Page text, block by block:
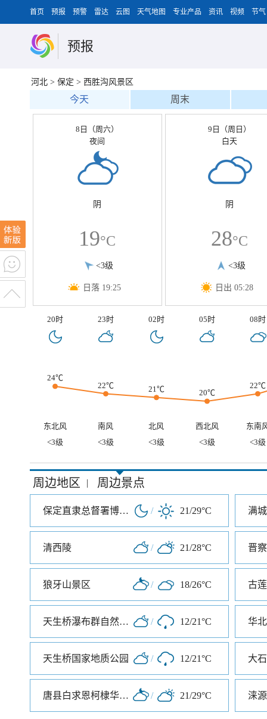
首页 预报 预警 雷达 云图 天气地图 专业产品 资讯 视频 节气
预报
河北 > 保定 > 西胜沟风景区
今天 周末
8日（周六）
夜间
阴
19°C
<3级
日落 19:25
9日（周日）
白天
阴
28°C
<3级
日出 05:28
20时 23时 02时 05时 08时
24℃
22℃
21℃ 20℃
22℃
东北风 南风 北风 西北风
东南
<3级
<3级 <3级 <3级 <3级
周边地区 | 周边景点
保定直隶总督署博物馆 / 21/29°C 满
清西陵 / 21/28°C
狼牙山景区 / 18/26°C 古
天生桥瀑布群自然风景区 / 12/21°C 华
天生桥国家地质公园 / 12/21°C 大
唐县白求恩柯棣华纪念馆 / 21/29°C 涞